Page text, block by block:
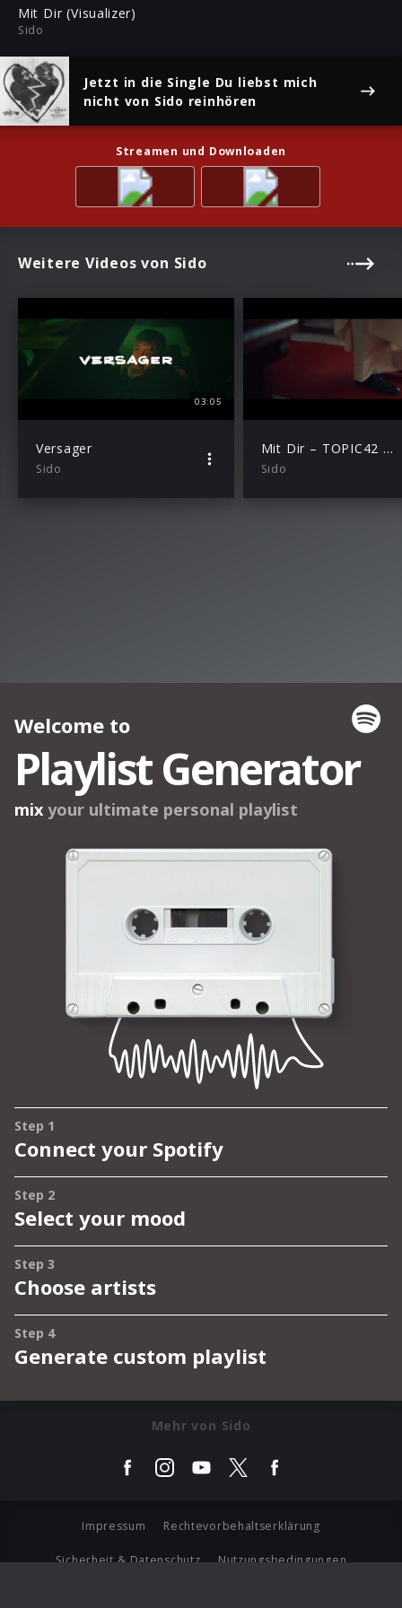
Mit Dir (Visualizer)
Sido
Jetzt in die Single Du liebst mich
nicht von Sido reinhören
Streamen und Downloaden
Weitere Videos von Sido
03:05
Versager
Sido
Mit Dir – TOPIC42 Remix
Sido
Mehr von Sido
Impressum Rechtevorbehaltserklärung
Sicherheit & Datenschutz Nutzungsbedingungen